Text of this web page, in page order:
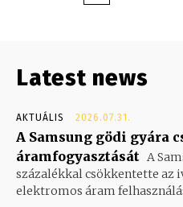
Latest news
AKTUÁLIS 2026.07.31.
A Samsung gödi gyára
áramfogyasztását A
százalékkal csökkentette az
elektromos áram